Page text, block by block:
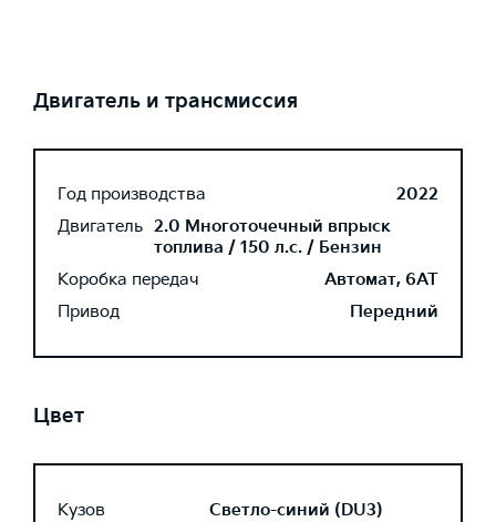
Двигатель и трансмиссия
Год производства
2022
Двигатель 2.0 Многоточечный впрыск
топлива / 150 л.с. / Бензин
Коробка передач
Автомат, 6AT
Привод
Передний
Цвет
Кузов Светло-синий (DU3)